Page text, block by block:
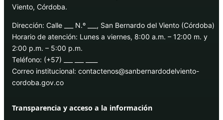
Viento, Córdoba.
Dirección: Calle ___ N.º ___, San Bernardo del Viento (Córdoba)
Horario de atención: Lunes a viernes, 8:00 a.m. – 12:00 m. y
2:00 p.m. – 5:00 p.m.
Teléfono: (+57) ___ ___ ____
Correo institucional: contactenos@sanbernardodelviento-
cordoba.gov.co
Transparencia y acceso a la información